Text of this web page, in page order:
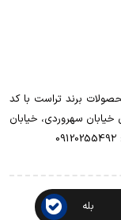
برند تراست با کد
خیابان سهروردی، خیابان
بله